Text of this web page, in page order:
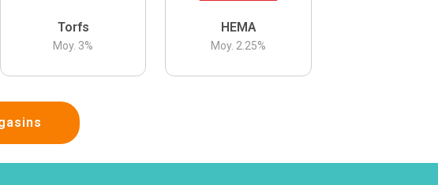
Torfs
Moy. 3%
HEMA
Moy. 2.25%